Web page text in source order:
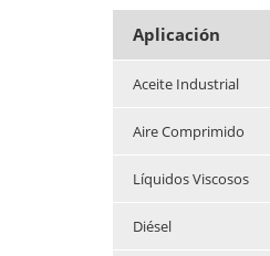
Aplicación
Aceite Industrial
Aire Comprimido
Líquidos Viscosos
Diésel